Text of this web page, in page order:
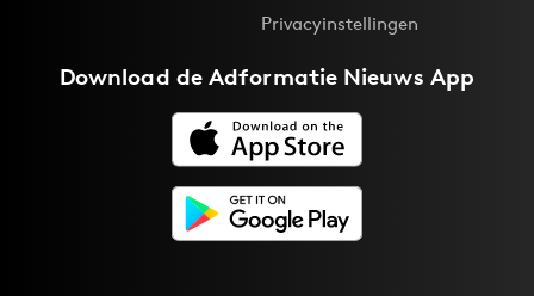
Privacyinstellingen
Download deAdformatie Nieuws App